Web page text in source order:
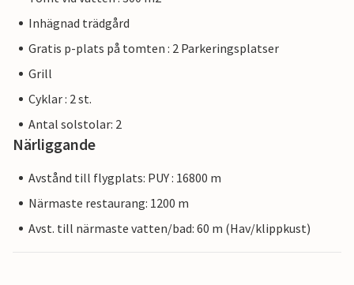
Inhägnad trädgård
Gratis p-plats på tomten : 2 Parkeringsplatser
Grill
Cyklar : 2 st.
Antal solstolar: 2
Närliggande
Avstånd till flygplats: PUY : 16800 m
Närmaste restaurang: 1200 m
Avst. till närmaste vatten/bad: 60 m (Hav/klippkust)